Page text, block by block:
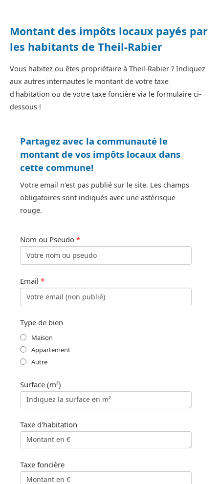
Montant des impôts locaux payés par
les habitants de Theil-Rabier
Vous habitez ou êtes propriétaire à Theil-Rabier ? Indiquez
aux autres internautes le montant de votre taxe
d'habitation ou de votre taxe foncière via le formulaire ci-
dessous !
Partagez avec la communauté le
montant de vos impôts locaux dans
cette commune!
Votre email n'est pas publié sur le site. Les champs
obligatoires sont indiqués avec une astérisque
rouge.
Nom ou Pseudo *
Email *
Type de bien
Maison
Appartement
Autre
Surface (m²)
Taxe d'habitation
Taxe foncière